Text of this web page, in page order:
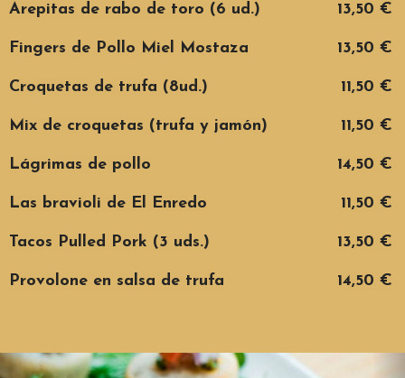
Arepitas de rabo de toro (6 ud.) 13,50 €
Fingers de Pollo Miel Mostaza 13,50 €
Croquetas de trufa (8ud.) 11,50 €
Mix de croquetas (trufa y jamón) 11,50 €
Lágrimas de pollo 14,50 €
Las bravioli de El Enredo 11,50 €
Tacos Pulled Pork (3 uds.) 13,50 €
Provolone en salsa de trufa 14,50 €
Anterior